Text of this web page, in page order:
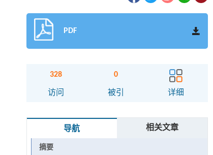
PDF
328
访问
0
被引 详细
导航 相关文章
摘要